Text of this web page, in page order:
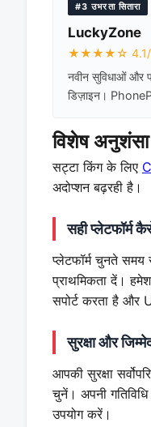
#3 उभरता सितारा
LuckyZone
★★★★☆ 4.1/
नवीन सुविधाओं और
डिज़ाइन।
विशेष अनुशंसा
सट्टा किंग के लिए
अदोप्शन बढ़रही है।
सही प्लेटफॉर्म
प्लेटफॉर्म चुनते समय
प्राथमिकता दें।
सपोर्ट करता है
सुरक्षा और
आपकी सुरक्षा
चुनें। अपनी
उपयोग करें।